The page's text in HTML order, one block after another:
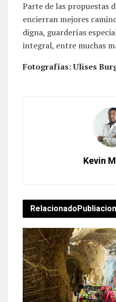
Parte de las propuestas
encierran mejores
digna, guarderías
integral, entre muchas
Fotografías: Ulises
Kevin
Relacionado